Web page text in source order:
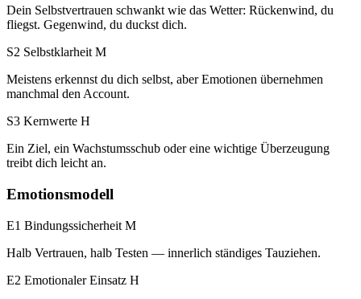
Dein Selbstvertrauen schwankt wie das Wetter: Rückenwind, du
fliegst. Gegenwind, du duckst dich.
S2 Selbstklarheit M
Meistens erkennst du dich selbst, aber Emotionen übernehmen
manchmal den Account.
S3 Kernwerte H
Ein Ziel, ein Wachstumsschub oder eine wichtige Überzeugung
treibt dich leicht an.
Emotionsmodell
E1 Bindungssicherheit M
Halb Vertrauen, halb Testen — innerlich ständiges Tauziehen.
E2 Emotionaler Einsatz H